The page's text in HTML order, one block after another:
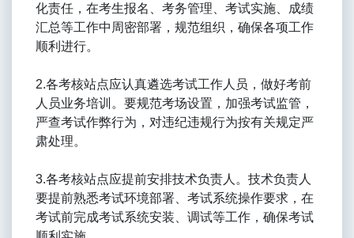
化责任，在考生报名、考务管理、考试实施、成绩
汇总等工作中周密部署，规范组织，确保各项工作
顺利进行。
2.各考核站点应认真遴选考试工作人员，做好考前
人员业务培训。要规范考场设置，加强考试监管，
严查考试作弊行为，对违纪违规行为按有关规定严
肃处理。
3.各考核站点应提前安排技术负责人。技术负责人
要提前熟悉考试环境部署、考试系统操作要求，在
考试前完成考试系统安装、调试等工作，确保考试